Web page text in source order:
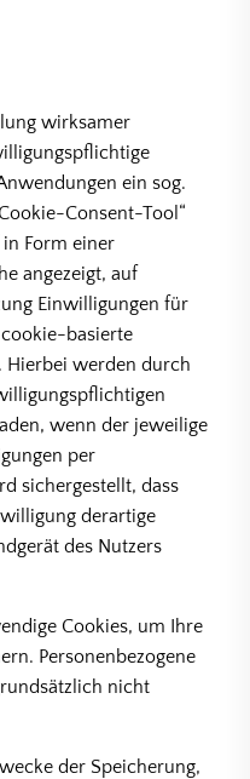
wirksamer
ein sog.
Consent-Tool“
Form einer
angezeigt, auf
Einwilligungen für
basierte
Hierbei werden durch
wenn der jeweilige
per
sichergestellt, dass
derartige
des Nutzers
Cookies, um Ihre
Personenbezogene
nicht
der Speicherung,